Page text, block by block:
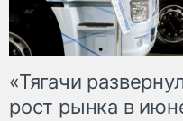
«Тягачи
рост рынка в